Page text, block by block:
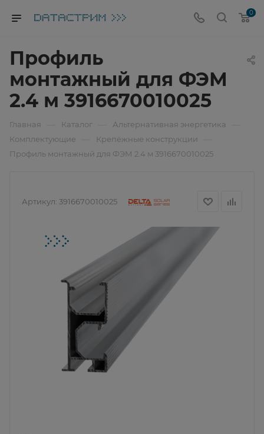
0
Профиль
монтажный для ФЭМ
2.4 м 3916670010025
Главная Каталог Альтернативная энергетика
Комплектующие Крепёжные конструкции
Профиль монтажный для ФЭМ 2.4 м 3916670010025
Артикул: 3916670010025